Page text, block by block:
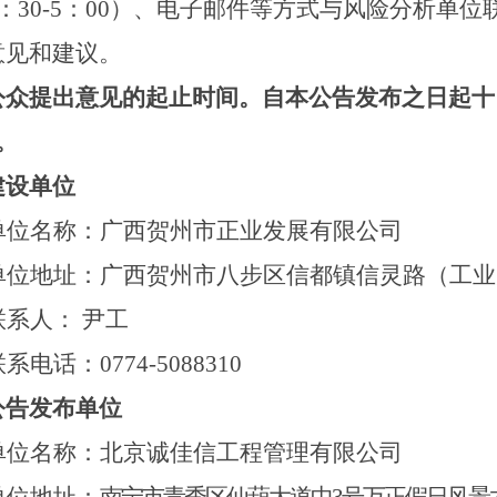
30-5 ： 00）、电子邮件等方式与风险分析单位
和建议。
众提出意见的起止时间。自本公告发布之日起
设单位
名称： 广西贺州市正业发展有限公司
位地址：广西贺州市八步区信都镇信灵路（工
人： 尹工
电话： 0774-5088310
发布单位
名称： 北京诚佳信工程管理有限公司